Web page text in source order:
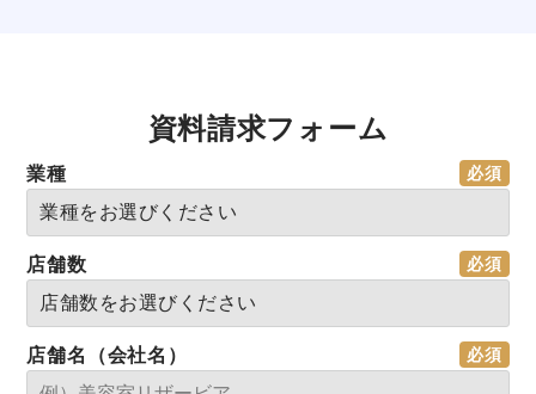
資料請求フォーム
業種
店舗数
店舗名（会社名）